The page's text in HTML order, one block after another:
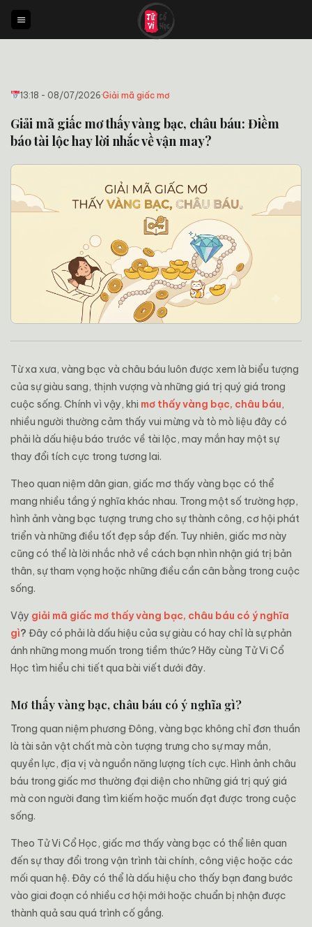
qua
nội
13:18 - 08/07/2026·Giải mã giấc mơ
Giải mã giấc mơ thấy vàng bạc, châu báu: Điềm
báo tài lộc hay lời nhắc về vận may?
Từ xa xưa, vàng bạc và châu báu luôn được xem là biểu tượng
của sự giàu sang, thịnh vượng và những giá trị quý giá trong
cuộc sống. Chính vì vậy, khi mơ thấy vàng bạc, châu báu,
nhiều người thường cảm thấy vui mừng và tò mò liệu đây có
phải là dấu hiệu báo trước về tài lộc, may mắn hay một sự
thay đổi tích cực trong tương lai.
Theo quan niệm dân gian, giấc mơ thấy vàng bạc có thể
mang nhiều tầng ý nghĩa khác nhau. Trong một số trường hợp,
hình ảnh vàng bạc tượng trưng cho sự thành công, cơ hội phát
triển và những điều tốt đẹp sắp đến. Tuy nhiên, giấc mơ này
cũng có thể là lời nhắc nhở về cách bạn nhìn nhận giá trị bản
thân, sự tham vọng hoặc những điều cần cân bằng trong cuộc
sống.
Vậy giải mã giấc mơ thấy vàng bạc, châu báu có ý nghĩa
gì? Đây có phải là dấu hiệu của sự giàu có hay chỉ là sự phản
ánh những mong muốn trong tiềm thức? Hãy cùng Tử Vi Cổ
Học tìm hiểu chi tiết qua bài viết dưới đây.
Mơ thấy vàng bạc, châu báu có ý nghĩa gì?
Trong quan niệm phương Đông, vàng bạc không chỉ đơn thuần
là tài sản vật chất mà còn tượng trưng cho sự may mắn,
quyền lực, địa vị và nguồn năng lượng tích cực. Hình ảnh châu
báu trong giấc mơ thường đại diện cho những giá trị quý giá
mà con người đang tìm kiếm hoặc muốn đạt được trong cuộc
sống.
Theo Tử Vi Cổ Học, giấc mơ thấy vàng bạc có thể liên quan
đến sự thay đổi trong vận trình tài chính, công việc hoặc các
mối quan hệ. Đây có thể là dấu hiệu cho thấy bạn đang bước
vào giai đoạn có nhiều cơ hội mới hoặc chuẩn bị nhận được
thành quả sau quá trình cố gắng.